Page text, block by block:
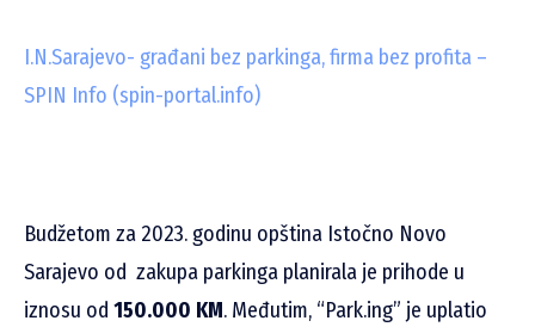
I.N.Sarajevo- građani bez parkinga, firma bez profita –
SPIN Info (spin-portal.info)
Budžetom za 2023. godinu opština Istočno Novo
Sarajevo od zakupa parkinga planirala je prihode u
iznosu od 150.000 KM. Međutim, “Park.ing” je uplatio